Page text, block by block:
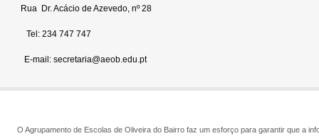
Rua Dr. Acácio de Azevedo, nº 28
Tel: 234 747 747
E-mail: secretaria@aeob.edu.pt
O Agrupamento de Escolas de Oliveira do Bairro faz um esforço para garantir que a